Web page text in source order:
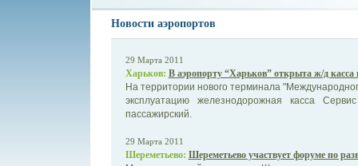
Новости аэропортов
29 Марта 2011
Харьков: В аэропорту “Харьков” открыта ж/д
На территории нового терминала
эксплуатацию железнодорожная касса
пассажирский.
29 Марта 2011
Шереметьево: Шереметьево участвует форуме по